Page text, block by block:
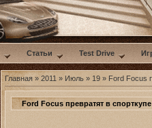
Статьи Test Drive
Главная » 2011 » Июль » 19 » Ford Focus
Ford Focus превратят в спорткупе